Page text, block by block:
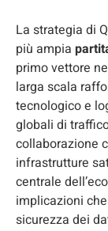
La strategia di
più ampia
primo vettore
larga scala
tecnologico e
globali di
collaborazione
infrastrutture
centrale
implicazioni
sicurezza dei